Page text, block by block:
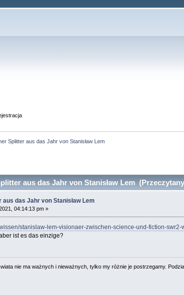
Splitter aus das Jahr von Stanisław Lem
aus das Jahr von Stanisław Lem
das Jahr von Stanisław Lem
04:14:13 pm »
stanislaw-lem-visionaer-zwischen-science-und-fiction-
ist es das einzige?
nie ma ważnych i nieważnych, tylko my różnie je postrzegamy.